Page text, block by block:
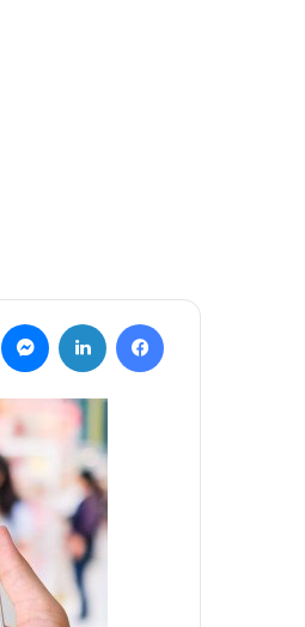
فيسبوك لينكدإن